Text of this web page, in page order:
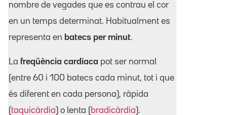
nombre de vegades que es contrau el cor
en un temps determinat. Habitualment es
representa en batecs per minut.
La freqüència cardíaca pot ser normal
(entre 60 i 100 batecs cada minut, tot i que
és diferent en cada persona), ràpida
( taquicàrdia) o lenta ( bradicàrdia).